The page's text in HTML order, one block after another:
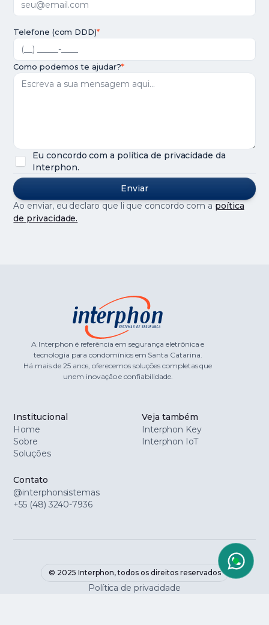
Telefone (com DDD)*
Como podemos te ajudar?*
Eu concordo com a política de privacidade da
Interphon.
Ao enviar, eu declaro que li que concordo com a poítica
de privacidade.
A Interphon é referência em segurança eletrônica e
tecnologia para condomínios em Santa Catarina.
Há mais de 25 anos, oferecemos soluções completas que
unem inovação e confiabilidade.
Institucional
Home
Sobre
Soluções
Veja também
Interphon Key
Interphon IoT
Contato
@interphonsistemas
+55 (48) 3240-7936
© 2025 Interphon, todos os direitos reservados
Política de privacidade